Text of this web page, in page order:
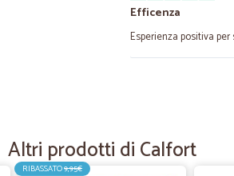
Efficenza
Esperienza positiva
Altri prodotti di Calfort
RIBASSATO9,95€